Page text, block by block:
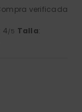
verificada
: 4/5 Talla: